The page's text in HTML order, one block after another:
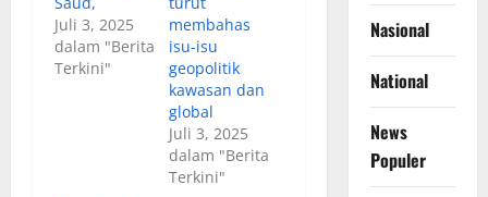
Juli 3, 2025
dalam "Berita
Terkini"
membahas
isu-isu
geopolitik
kawasan dan
global
Juli 3, 2025
dalam "Berita
Terkini"
Nasional
National
News
Populer